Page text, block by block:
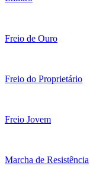
Freio de Ouro
Freio do Proprietário
Freio Jovem
Marcha de Resistência